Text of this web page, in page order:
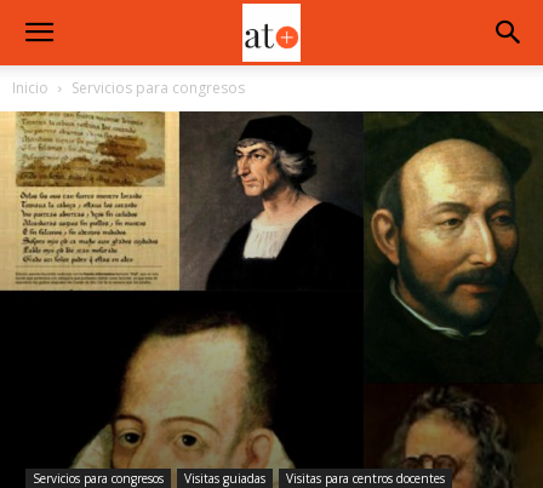
Inicio Servicios para congresos
Servicios para congresos Visitas guiadas
Visitas para centros docentes